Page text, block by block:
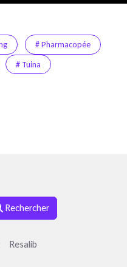
# Pharmacopée
# Tuina
Lois du QI GONG et de la
Rechercher
Resalib